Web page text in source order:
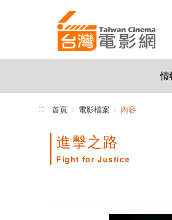
情
::: 首頁 電影檔案 內容
進擊之路
Fight for Justice